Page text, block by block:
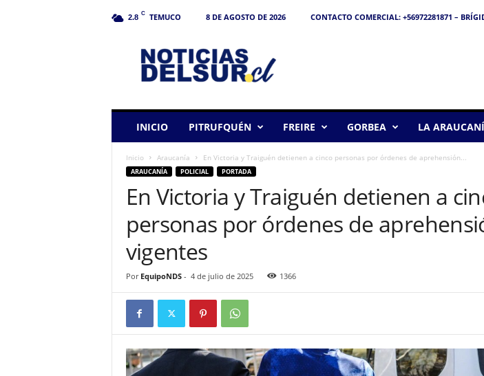
2.8 C TEMUCO 8 DE AGOSTO DE 2026 CONTACTO COMERCIAL: +56972281871 –
INICIO PITRUFQUÉN FREIRE GORBEA LA
Inicio Araucanía En Victoria y Traiguén detienen a cinco personas por órdenes de aprehensión...
ARAUCANÍA POLICIAL PORTADA
En Victoria y Traiguén detienen a
personas por órdenes de
vigentes
Por EquipoNDS- 4 de julio de 2025 1366